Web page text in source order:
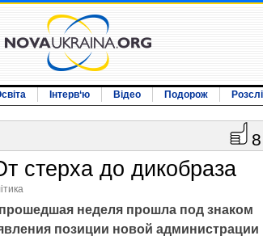
Інтерв‘ю Відео Подорож
8
стерха до дикобраза
прошедшая неделя прошла под знаком
позиции новой администрации